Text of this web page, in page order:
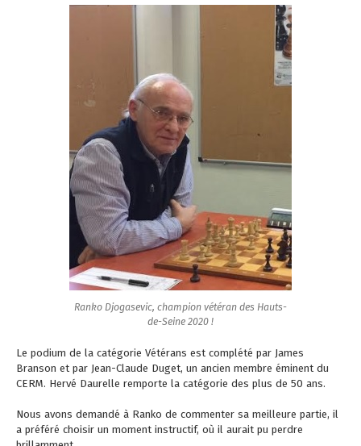
Ranko Djogasevic, champion vétéran des Hauts-
de-Seine 2020 !
Le podium de la catégorie Vétérans est complété par James
Branson et par Jean-Claude Duget, un ancien membre éminent du
CERM. Hervé Daurelle remporte la catégorie des plus de 50 ans.
Nous avons demandé à Ranko de commenter sa meilleure partie, il
a préféré choisir un moment instructif, où il aurait pu perdre